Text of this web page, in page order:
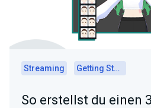
Streaming Getting Started
So erstellst du einen